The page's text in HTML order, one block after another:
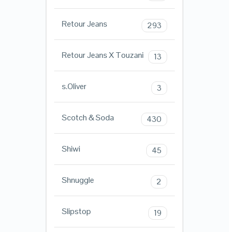
Retour Jeans 293
Retour Jeans X Touzani 13
s.Oliver 3
Scotch & Soda 430
Shiwi 45
Shnuggle 2
Slipstop 19